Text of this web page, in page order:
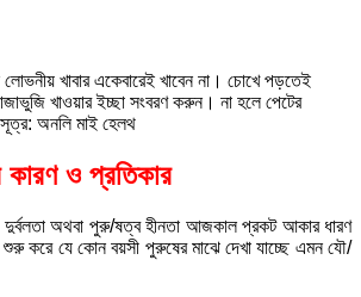
খাবার একেবারেই খাবেন না। চোখে পড়তেই
খাওয়ার ইচ্ছা সংবরণ করুন। না হলে পেটের
সূত্র: অনলি মাই হেলথ
কারণ ও প্রতিকার
দুর্বলতা অথবা পুরু/ষত্ব হীনতা আজকাল প্রকট আকার ধারণ
করে যে কোন বয়সী পুরুষের মাঝে দেখা যাচ্ছে এমন যৌ/